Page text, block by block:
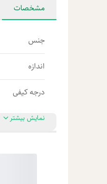
مشخصات
جنس
اندازه
درجه کیفی
نمایش بیشتر